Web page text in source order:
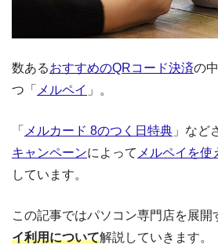
数あるおすすめのQRコード決済の
つ「 メルペイ 」。
「 メルカード 8のつく日特典 」など
キャンペーンによって メルペイを使
しています。
この記事ではパソコン専門店を展開
イ利用について解説していきます。